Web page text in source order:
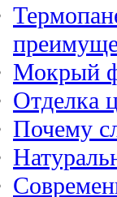
Мокрый
Отделка
Почему